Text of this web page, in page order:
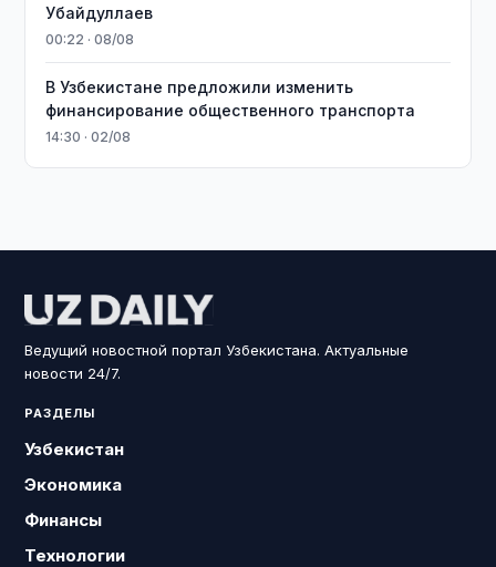
Убайдуллаев
00:22 · 08/08
В Узбекистане предложили изменить
финансирование общественного транспорта
14:30 · 02/08
Ведущий новостной портал Узбекистана. Актуальные
новости 24/7.
РАЗДЕЛЫ
Узбекистан
Экономика
Финансы
Технологии